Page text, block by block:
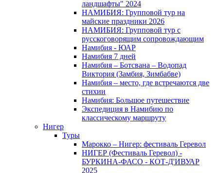
ландшафты" 2024
НАМИБИЯ: Групповой тур на
майские праздники 2026
НАМИБИЯ: Групповой тур с
русскоговорящим сопровождающим
Намибия - ЮАР
Намибия 7 дней
Намибия – Ботсвана – Водопад
Виктория (Замбия, Зимбабве)
Намибия – место, где встречаются две
стихии
Намибия: Большое путешествие
Экспедиция в Намибию по
классическому маршруту
Нигер
Туры
Марокко – Нигер: фестиваль Геревол
НИГЕР (Фестиваль Геревол) -
БУРКИНА-ФАСО - КОТ-Д'ИВУАР
2025